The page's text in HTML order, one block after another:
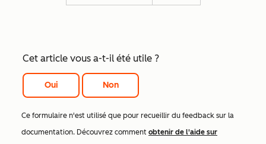
Cet article vous a-t-il été utile ?
Oui Non
Ce formulaire n'est utilisé que pour recueillir du feedback sur la
documentation. Découvrez comment obtenir de l'aide sur